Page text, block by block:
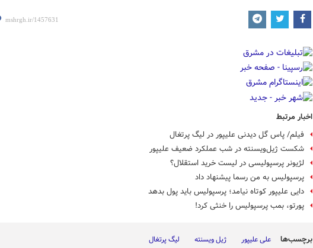
اخبار مرتبط
فیلم/ پاس گل دیدنی علیپور در لیگ پرتغال
شکست ژیل‌ویسنته در شب عملکرد ضعیف علیپور
لژیونر پرسپولیسی در لیست خرید استقلال؟
پرسپولیس به من رسما پیشنهاد داد
دایی علیپور کوتاه نیامد؛ پرسپولیس باید پول بدهد
پورتو، بمب پرسپولیس را خنثی کرد!
برچسب‌ها علی علیپور ژیل ویسنته لیگ پرتغال